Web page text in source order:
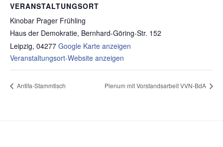
VERANSTALTUNGSORT
Kinobar Prager Frühling
Haus der Demokratie, Bernhard-Göring-Str. 152
Leipzig, 04277 Google Karte anzeigen
Veranstaltungsort-Website anzeigen
Antifa-Stammtisch Plenum mit Vorstandsarbeit VVN-BdA